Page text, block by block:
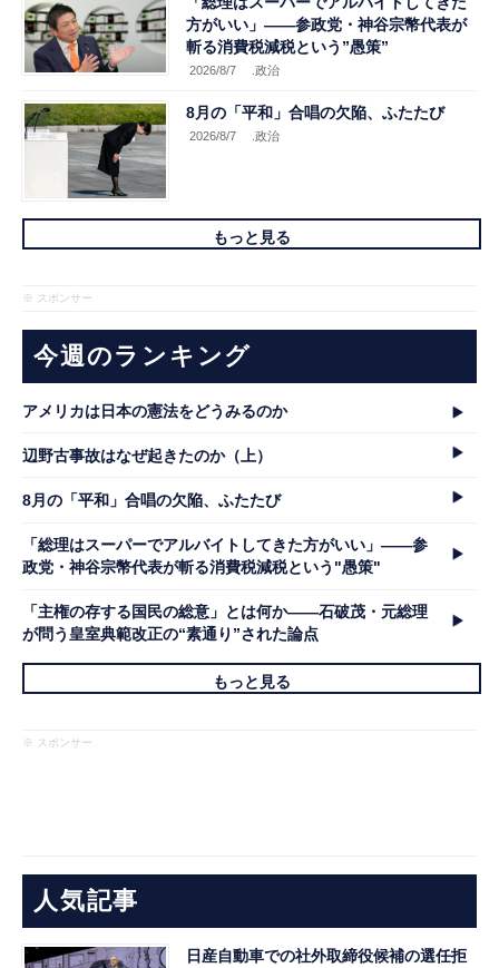
方がいい」――参政党・神谷宗幣代表が
斬る消費税減税という”愚策”
2026/8/7 .政治
8月の「平和」合唱の欠陥、ふたたび
2026/8/7 .政治
もっと見る
※ スポンサー
今週のランキング
アメリカは日本の憲法をどうみるのか
辺野古事故はなぜ起きたのか（上）
8月の「平和」合唱の欠陥、ふたたび
「総理はスーパーでアルバイトしてきた方がいい」――参
政党・神谷宗幣代表が斬る消費税減税という"愚策"
「主権の存する国民の総意」とは何か――石破茂・元総理
が問う皇室典範改正の“素通り”された論点
もっと見る
※ スポンサー
人気記事
日産自動車での社外取締役候補の選任拒